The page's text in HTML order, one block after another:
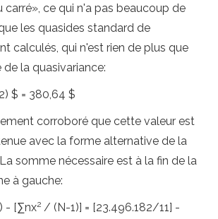
carré», ce qui n'a pas beaucoup de
les quasides standard de
calculés, qui n'est rien de plus que
de la quasivariance:
$ = 380,64 $
corroboré que cette valeur est
avec la forme alternative de la
somme nécessaire est à la fin de la
à gauche:
- [∑nx2 / (N-1)] = [23.496.182/11] -